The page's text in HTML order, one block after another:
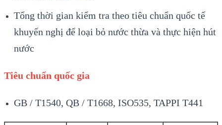
Tổng thời gian kiểm tra theo tiêu chuẩn quốc tế
khuyến nghị để loại bỏ nước thừa và thực hiện hút
nước
Tiêu chuẩn quốc gia
GB / T1540, QB / T1668, ISO535, TAPPI T441